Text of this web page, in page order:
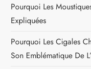
Pourquoi Les
Expliquées
Pourquoi Les Cigales
Son Emblématique De